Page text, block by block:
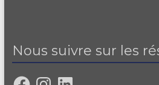
Nous suivre sur les